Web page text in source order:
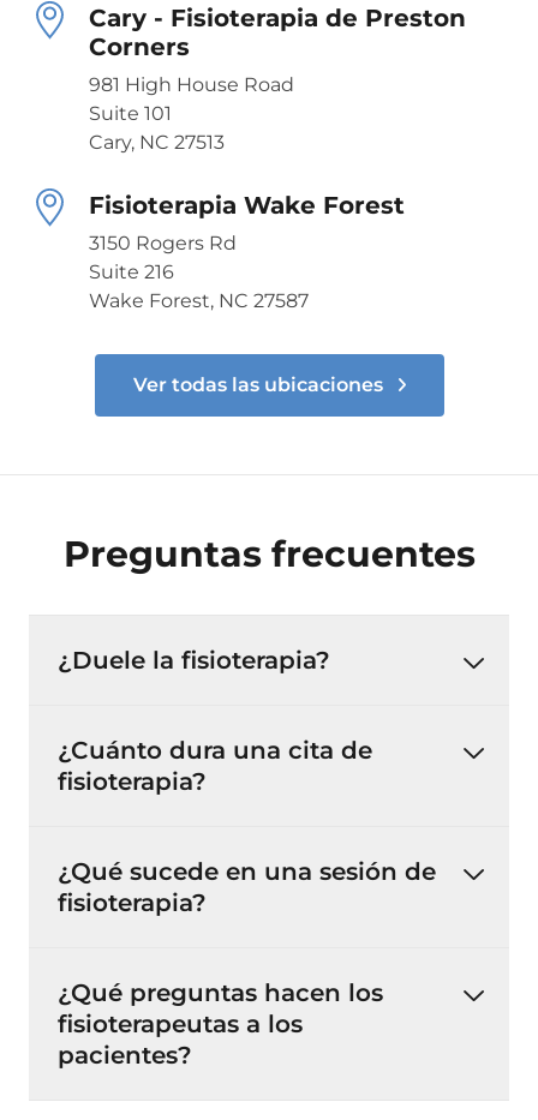
Cary - Fisioterapia de Preston
Corners
981 High House Road
Suite 101
Cary, NC 27513
Fisioterapia Wake Forest
3150 Rogers Rd
Suite 216
Wake Forest, NC 27587
Ver todas las ubicaciones
Preguntas frecuentes
¿Duele la fisioterapia?
¿Cuánto dura una cita de
fisioterapia?
¿Qué sucede en una sesión de
fisioterapia?
¿Qué preguntas hacen los
fisioterapeutas a los
pacientes?